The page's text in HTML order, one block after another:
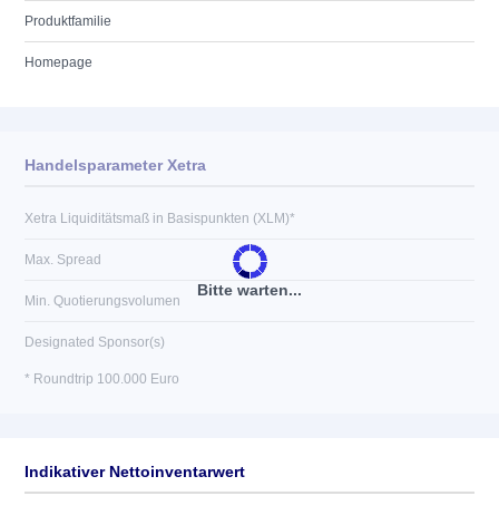
Produktfamilie
Homepage
Bitte warten...
Handelsparameter Xetra
Xetra Liquiditätsmaß in Basispunkten (XLM)*
Max. Spread
Min. Quotierungsvolumen
Designated Sponsor(s)
* Roundtrip 100.000 Euro
Indikativer Nettoinventarwert